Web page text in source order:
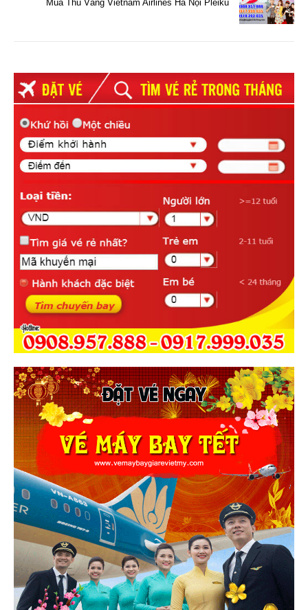
Mùa Thu Vàng Vietnam Airlines Hà Nội Pleiku